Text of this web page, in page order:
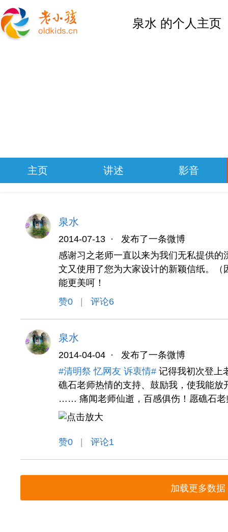
泉水 的个人主页
主页 讲述 影音
泉水
2014-07-13 ·
发布了一条微博
感谢习之老师一直以来为我们无私提供的
文又使用了您为大家设计的新颖信纸。
能更美呵！
赞0 评论6
泉水
2014-04-04 ·
发布了一条微博
#清明祭 忆网友 诉衷情# 记得我初次登上
礁石老师热情的支持、鼓励我，使我能
…… 痛闻老师仙逝，百感俱伤！愿礁石老
赞0 评论1
加载更多数据